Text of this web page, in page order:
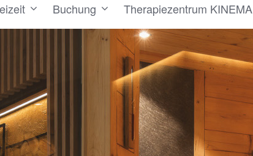
Buchung Therapiezentrum KINEMA